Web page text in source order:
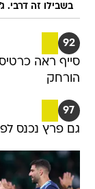
בשבילו זה דרבי.
92
סייף ראה
הורחק
97
גם פרץ נכנס